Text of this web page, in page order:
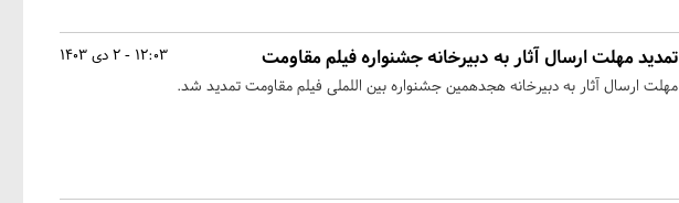
12:03 - 2 دی 1403 تمدید مهلت ارسال آثار به دبیرخانه جشنواره فیلم مقاومت
مهلت ارسال آثار به دبیرخانه هجدهمین جشنواره بین اللملی فیلم مقاومت تمدید شد.